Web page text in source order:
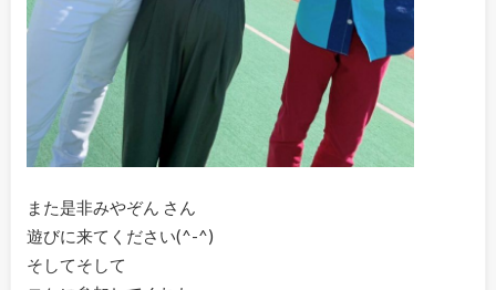
また是非みやぞん さん
遊びに来てください(^-^)
そしてそして